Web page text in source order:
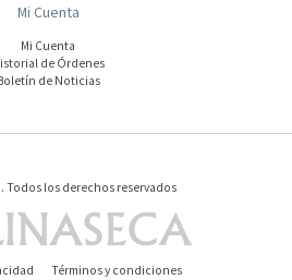
Mi Cuenta
Mi Cuenta
de Órdenes
de Noticias
Todos los derechos reservados
Términos y condiciones